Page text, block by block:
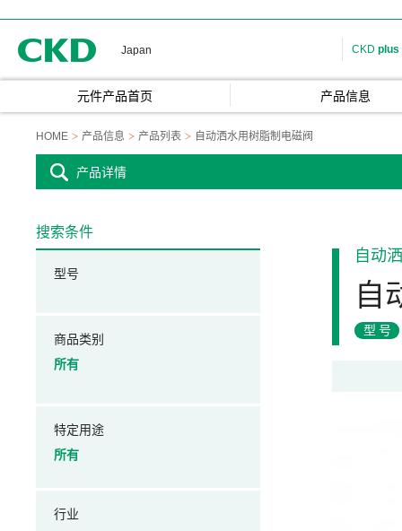
Japan CKD plus
元件产品首页 产品信息
HOME 产品信息 产品列表 自动洒水用树脂制电磁阀
产品详情
自动
自
型号
搜索条件
型号
商品类别
所有
特定用途
所有
行业